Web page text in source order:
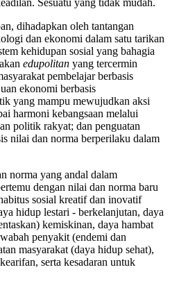
dihadapkan oleh tantangan
dan ekonomi dalam satu tarikan
kehidupan sosial yang bahagia
edupolitan yang tercermin
pembelajar berbasis
ekonomi berbasis
yang mampu mewujudkan aksi
harmoni kebangsaan melalui
politik rakyat; dan penguatan
nilai dan norma berperilaku dalam
norma yang andal dalam
dengan nilai dan norma baru
sosial kreatif dan inovatif
hidup lestari - berkelanjutan, daya
kemiskinan, daya hambat
penyakit (endemi dan
masyarakat (daya hidup sehat),
serta kesadaran untuk